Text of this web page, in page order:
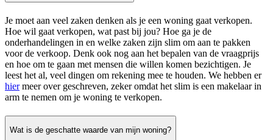
Je moet aan veel zaken denken als je een woning gaat verkopen.
Hoe wil gaat verkopen, wat past bij jou? Hoe ga je de
onderhandelingen in en welke zaken zijn slim om aan te pakken
voor de verkoop. Denk ook nog aan het bepalen van de vraagprijs
en hoe om te gaan met mensen die willen komen bezichtigen. Je
leest het al, veel dingen om rekening mee te houden. We hebben er
hiermeer over geschreven, zeker omdat het slim is een makelaar in
arm te nemen om je woning te verkopen.
Wat is de geschatte waarde van mijn woning?